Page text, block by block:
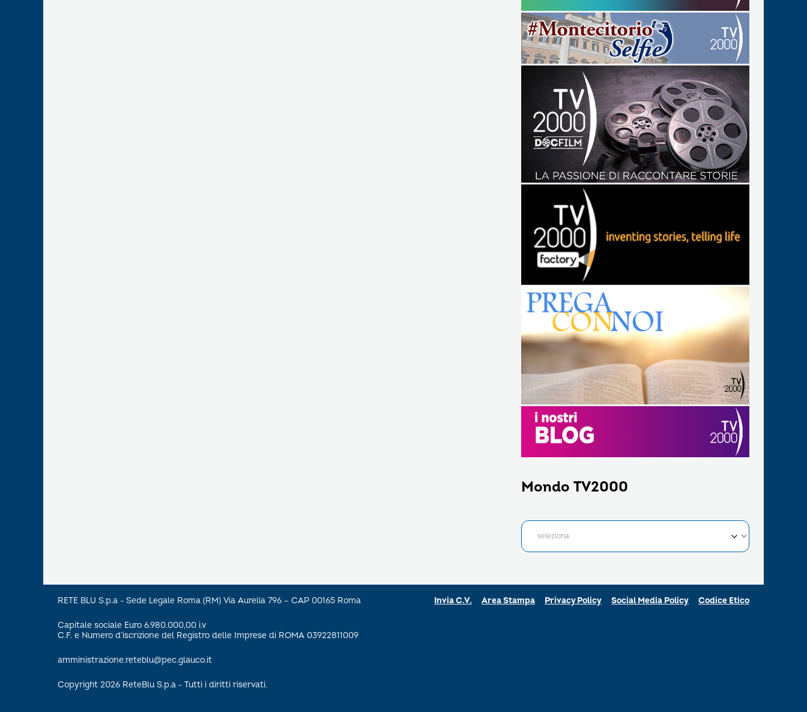
Mondo TV2000
RETE BLU S.p.a - Sede Legale Roma (RM) Via Aurelia 796 – CAP 00165 Roma
Capitale sociale Euro 6.980.000,00 i.v
C.F. e Numero d’iscrizione del Registro delle Imprese di ROMA 03922811009
amministrazione.reteblu@pec.glauco.it
Copyright 2026 ReteBlu S.p.a - Tutti i diritti riservati.
Invia C.V. Area Stampa Privacy Policy Social Media Policy Codice Etico